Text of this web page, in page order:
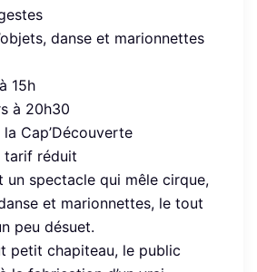
danse et marionnettes
15h
à 20h30
Cap’Découverte
réduit
un spectacle qui mêle cirque,
et marionnettes, le tout
peu désuet.
petit chapiteau, le public